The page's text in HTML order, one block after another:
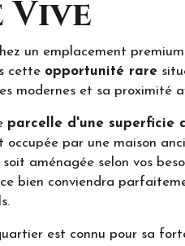
Vive
un emplacement
cette opportunité rare
modernes et sa proximité
parcelle d'une superficie
occupée par une maison
soit aménagée selon vos
bien conviendra
est connu pour sa